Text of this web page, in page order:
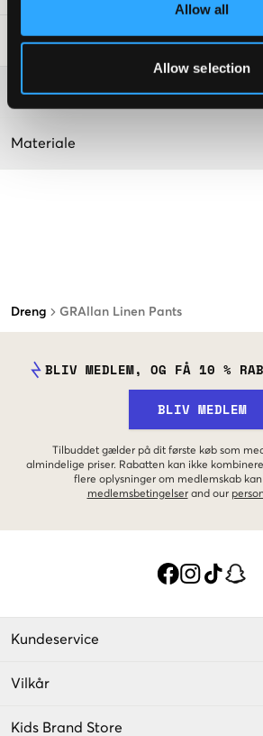
Allow all
Allow selection
Dreng GRAllan Linen Pants
Råd om tøjvask:
Washing advice
Materiale
BLIV MEDLEM, OG FÅ 10 %
BLIV MEDLEM
Tilbuddet gælder på dit første køb som
almindelige priser. Rabatten kan ikke
flere oplysninger om medlemskab
medlemsbetingelser and our
Kundeservice
Vilkår
Kids Brand Store